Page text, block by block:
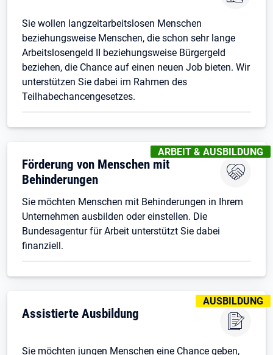
Sie wollen langzeitarbeitslosen Menschen
beziehungsweise Menschen, die schon sehr lange
Arbeitslosengeld II beziehungsweise Bürgergeld
beziehen, die Chance auf einen neuen Job bieten. Wir
unterstützen Sie dabei im Rahmen des
Teilhabechancengesetzes.
Förderung von Menschen mit
Behinderungen
KENNZEICHNUNGEN:
ARBEIT & AUSBILDUNG
Sie möchten Menschen mit Behinderungen in Ihrem
Unternehmen ausbilden oder einstellen. Die
Bundesagentur für Arbeit unterstützt Sie dabei
finanziell.
Assistierte Ausbildung
AUSBILDUNG
Sie möchten jungen Menschen eine Chance geben,